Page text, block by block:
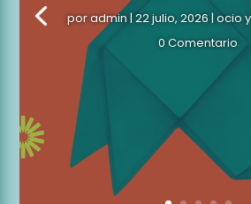
poradmin | 22 julio, 2026 | ocio
0 Comentario